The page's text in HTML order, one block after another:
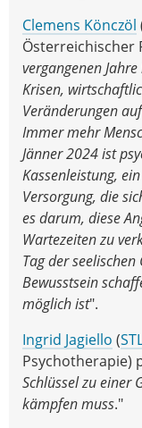
Clemens Könczöl
Österreichischer
vergangenen
Krisen,
Veränderungen
Immer mehr
Jänner 2024 ist
Kassenleistung,
Versorgung, die
es darum, diese
Wartezeiten zu
Tag der
Bewusstsein
möglich ist".
Ingrid Jagiello (
Psychotherapie)
Schlüssel zu einer
kämpfen muss."